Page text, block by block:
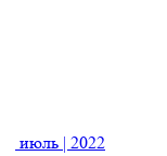
июль | 2022